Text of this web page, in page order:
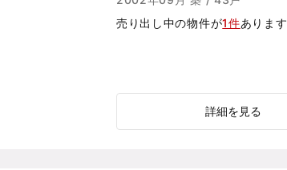
売り出し中の物件が1件あります
詳細を見る